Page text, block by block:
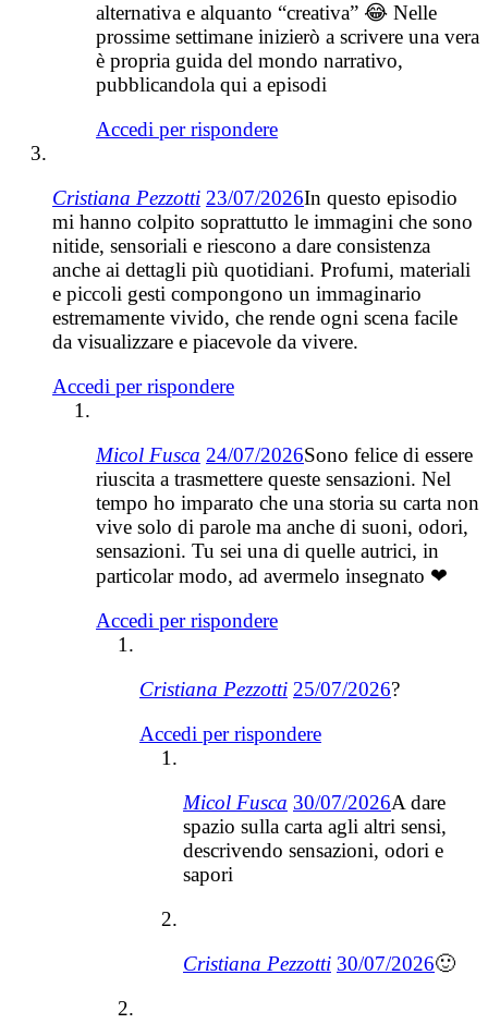
alternativa e alquanto “creativa” 😂 Nelle
prossime settimane inizierò a scrivere una vera
è propria guida del mondo narrativo,
pubblicandola qui a episodi
Accedi per rispondere
Cristiana Pezzotti 23/07/2026In questo episodio
mi hanno colpito soprattutto le immagini che sono
nitide, sensoriali e riescono a dare consistenza
anche ai dettagli più quotidiani. Profumi, materiali
e piccoli gesti compongono un immaginario
estremamente vivido, che rende ogni scena facile
da visualizzare e piacevole da vivere.
Accedi per rispondere
Micol Fusca 24/07/2026Sono felice di essere
riuscita a trasmettere queste sensazioni. Nel
tempo ho imparato che una storia su carta non
vive solo di parole ma anche di suoni, odori,
sensazioni. Tu sei una di quelle autrici, in
particolar modo, ad avermelo insegnato ❤
Accedi per rispondere
Cristiana Pezzotti 25/07/2026?
Accedi per rispondere
Micol Fusca 30/07/2026A dare
spazio sulla carta agli altri sensi,
descrivendo sensazioni, odori e
sapori
Cristiana Pezzotti 30/07/2026🙂